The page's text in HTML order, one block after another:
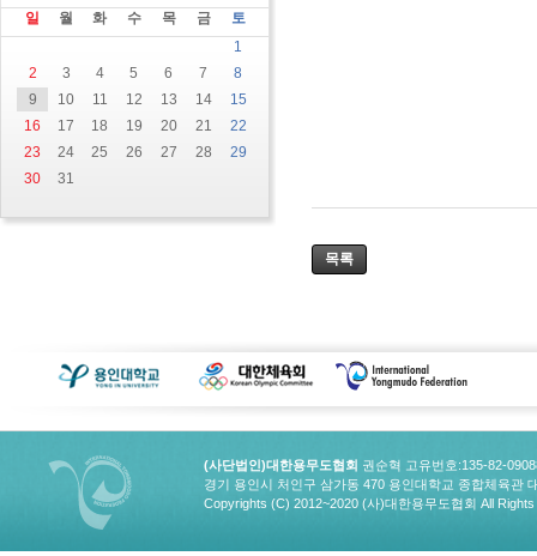
일 월 화 수 목 금
토
1
2
3 4 5 6 7
8
9
10 11 12 13 14
15
16
17 18 19 20 21
22
23
24 25 26 27 28
29
30
31
목록
(사단법인)대한용무도협회 권순혁 고유번호:135-82-
경기 용인시 처인구 삼가동 470 용인대학교 종합체육관
Copyrights (C) 2012~2020 (사)대한용무도협회 All